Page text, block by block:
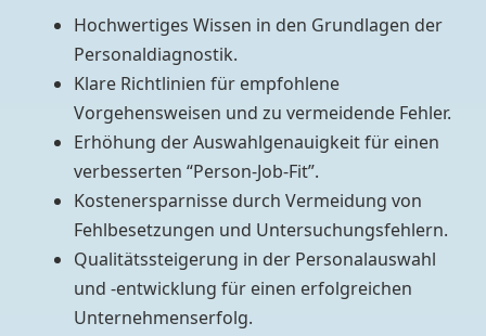
Hochwertiges Wissen in den Grundlagen der
Personaldiagnostik.
Klare Richtlinien für empfohlene
Vorgehensweisen und zu vermeidende Fehler.
Erhöhung der Auswahlgenauigkeit für einen
verbesserten “Person-Job-Fit”.
Kostenersparnisse durch Vermeidung von
Fehlbesetzungen und Untersuchungsfehlern.
Qualitätssteigerung in der Personalauswahl
und -entwicklung für einen erfolgreichen
Unternehmenserfolg.